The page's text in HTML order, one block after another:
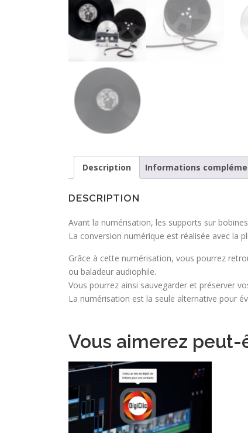
Description Informations
DESCRIPTION
Avant la numérisation, les supports sur
La conversion numérique est réalisée avec la
Grâce à cette numérisation, vous pourrez
ou baladeur audiophile.
Vous pourrez ainsi sauvegarder et préserver
La numérisation est la seule alternative pour
Vous aimerez peut-